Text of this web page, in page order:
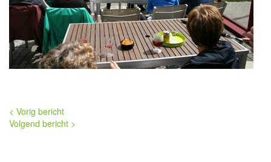
< Vorig bericht
Volgend bericht >